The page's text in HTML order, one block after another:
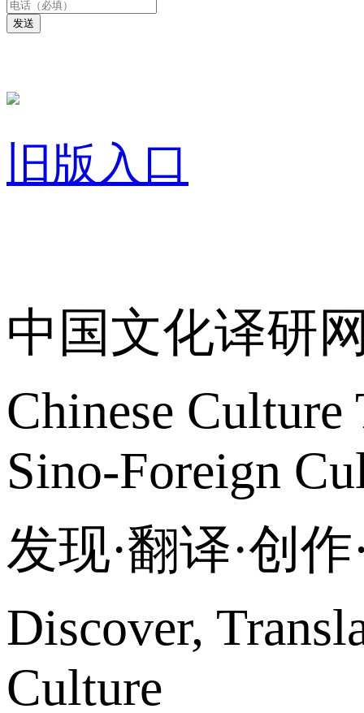
发送
旧版入口
中国文化译研
Chinese
Sino-Foreign
发现·翻译·创
Discover,
Culture